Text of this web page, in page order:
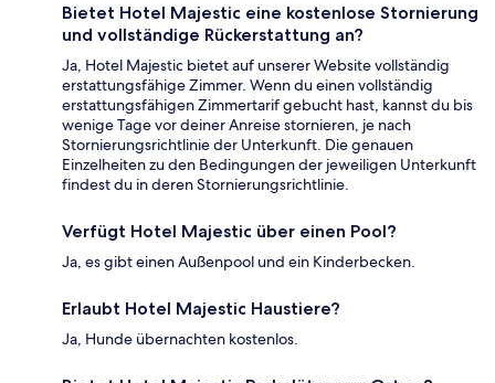
Bietet Hotel Majestic eine kostenlose Stornierung
und vollständige Rückerstattung an?
Ja, Hotel Majestic bietet auf unserer Website vollständig
erstattungsfähige Zimmer. Wenn du einen vollständig
erstattungsfähigen Zimmertarif gebucht hast, kannst du bis
wenige Tage vor deiner Anreise stornieren, je nach
Stornierungsrichtlinie der Unterkunft. Die genauen
Einzelheiten zu den Bedingungen der jeweiligen Unterkunft
findest du in deren Stornierungsrichtlinie.
Verfügt Hotel Majestic über einen Pool?
Ja, es gibt einen Außenpool und ein Kinderbecken.
Erlaubt Hotel Majestic Haustiere?
Ja, Hunde übernachten kostenlos.